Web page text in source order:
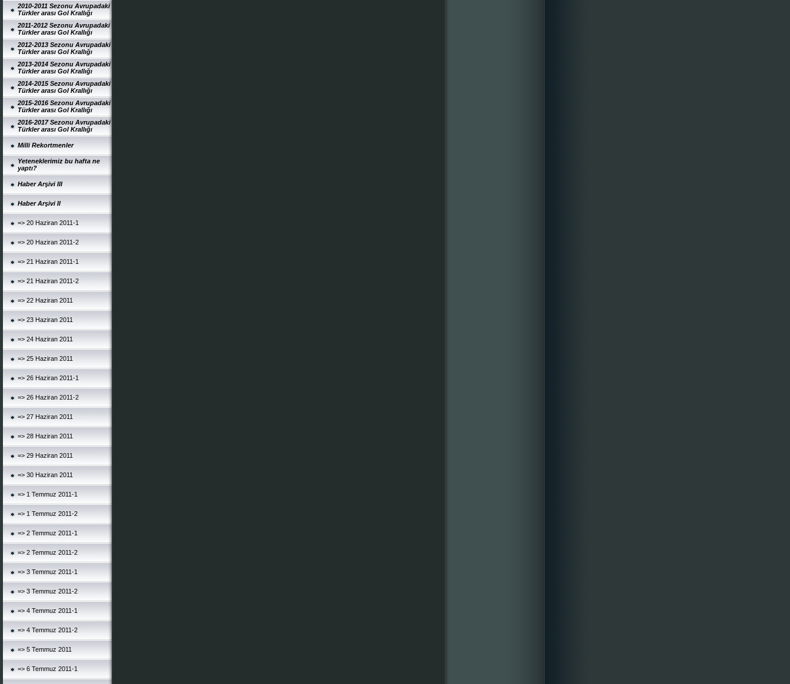
2010-2011 Sezonu Avrupadaki
Türkler arası Gol Krallığı
2011-2012 Sezonu Avrupadaki
Türkler arası Gol Krallığı
2012-2013 Sezonu Avrupadaki
Türkler arası Gol Krallığı
2013-2014 Sezonu Avrupadaki
Türkler arası Gol Krallığı
2014-2015 Sezonu Avrupadaki
Türkler arası Gol Krallığı
2015-2016 Sezonu Avrupadaki
Türkler arası Gol Krallığı
2016-2017 Sezonu Avrupadaki
Türkler arası Gol Krallığı
Milli Rekortmenler
Yeteneklerimiz bu hafta ne
yaptı?
Haber Arşivi III
Haber Arşivi II
=> 20 Haziran 2011-1
=> 20 Haziran 2011-2
=> 21 Haziran 2011-1
=> 21 Haziran 2011-2
=> 22 Haziran 2011
=> 23 Haziran 2011
=> 24 Haziran 2011
=> 25 Haziran 2011
=> 26 Haziran 2011-1
=> 26 Haziran 2011-2
=> 27 Haziran 2011
=> 28 Haziran 2011
=> 29 Haziran 2011
=> 30 Haziran 2011
=> 1 Temmuz 2011-1
=> 1 Temmuz 2011-2
=> 2 Temmuz 2011-1
=> 2 Temmuz 2011-2
=> 3 Temmuz 2011-1
=> 3 Temmuz 2011-2
=> 4 Temmuz 2011-1
=> 4 Temmuz 2011-2
=> 5 Temmuz 2011
=> 6 Temmuz 2011-1